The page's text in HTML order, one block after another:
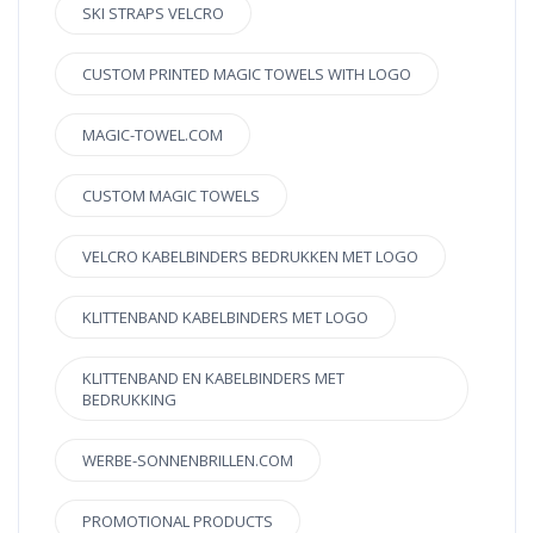
SKI STRAPS VELCRO
CUSTOM PRINTED MAGIC TOWELS WITH LOGO
MAGIC-TOWEL.COM
CUSTOM MAGIC TOWELS
VELCRO KABELBINDERS BEDRUKKEN MET LOGO
KLITTENBAND KABELBINDERS MET LOGO
KLITTENBAND EN KABELBINDERS MET
BEDRUKKING
WERBE-SONNENBRILLEN.COM
PROMOTIONAL PRODUCTS